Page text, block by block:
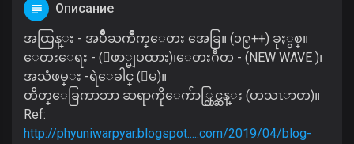
Описание
အထြန္း - အပ်ိဳႀကိဳက္ေတး အေခြ။ (၁၉++) ခုႏွစ္။
ေတးေရး - (ေဖာ္မျပထား)၊ေတးဂီတ - (NEW WAVE )၊
အသံဖမ္း -ရဲေခါင္ (ေမ)။
တိတ္ေခြကာဘာ ဆရာကိုေက်ာ္လြင္ဆန္း (ဟသၤာတ)။
Ref:
http://phyuniwarpyar.blogspot.....com/2019/04/blog-